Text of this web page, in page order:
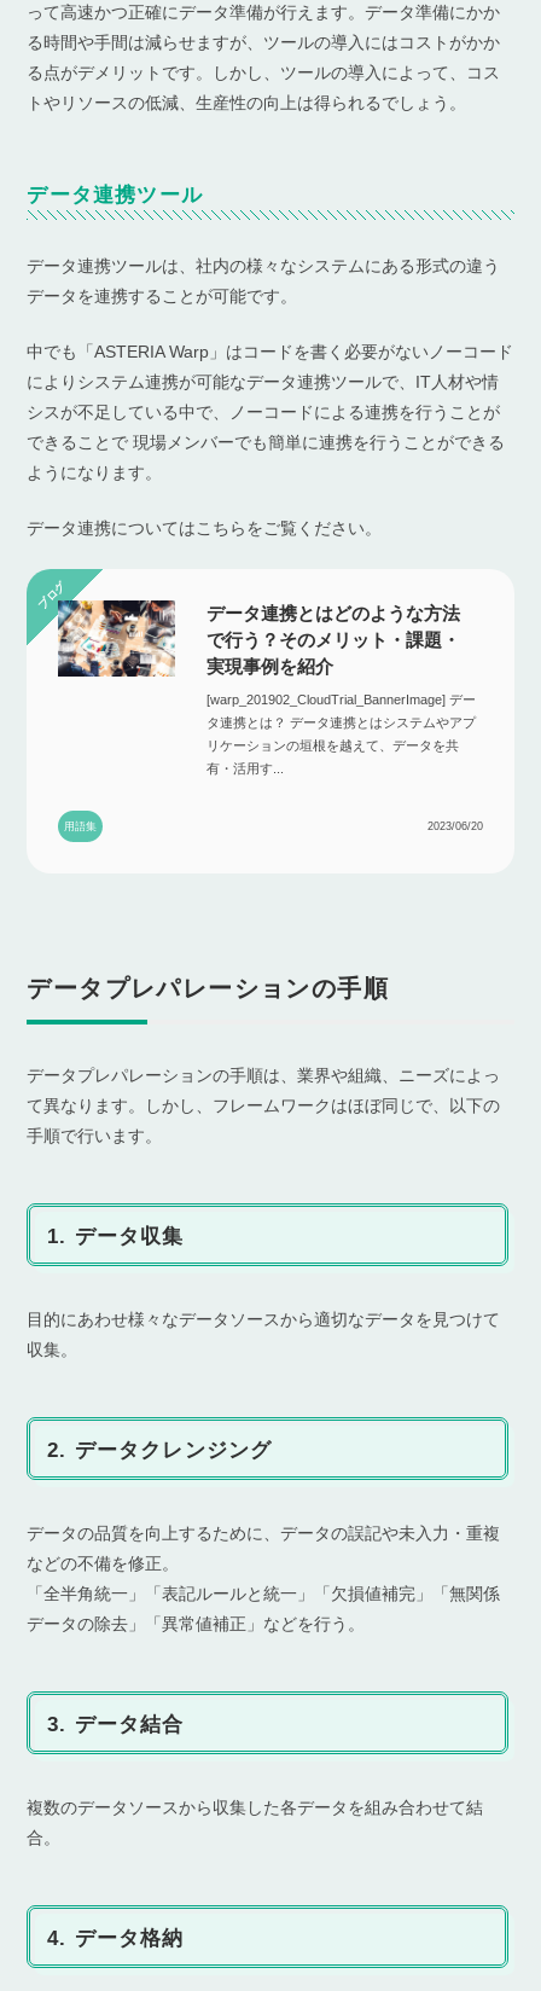
って高速かつ正確にデータ準備が行えます。データ準備にかか
る時間や手間は減らせますが、ツールの導入にはコストがかか
る点がデメリットです。しかし、ツールの導入によって、コス
トやリソースの低減、生産性の向上は得られるでしょう。
データ連携ツール
データ連携ツールは、社内の様々なシステムにある形式の違う
データを連携することが可能です。
中でも「ASTERIA Warp」はコードを書く必要がないノーコード
によりシステム連携が可能なデータ連携ツールで、IT人材や情
シスが不足している中で、ノーコードによる連携を行うことが
できることで 現場メンバーでも簡単に連携を行うことができる
ようになります。
データ連携についてはこちらをご覧ください。
データ連携とはどのような方法
で行う？そのメリット・課題・
実現事例を紹介
[warp_201902_CloudTrial_BannerImage] デー
タ連携とは？ データ連携とはシステムやアプ
リケーションの垣根を越えて、データを共
有・活用す...
用語集 2023/06/20
データプレパレーションの手順
データプレパレーションの手順は、業界や組織、ニーズによっ
て異なります。しかし、フレームワークはほぼ同じで、以下の
手順で行います。
1. データ収集
目的にあわせ様々なデータソースから適切なデータを見つけて
収集。
2. データクレンジング
データの品質を向上するために、データの誤記や未入力・重複
などの不備を修正。
「全半角統一」「表記ルールと統一」「欠損値補完」「無関係
データの除去」「異常値補正」などを行う。
3. データ結合
複数のデータソースから収集した各データを組み合わせて結
合。
4. データ格納